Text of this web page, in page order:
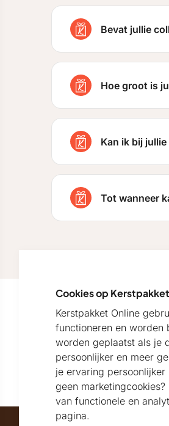
Bevat jullie
Hoe groot is
Kan ik bij
Tot wanneer
Onze nieuwsbrief
Blijf per e-mail op de hoogte
en de sfeervolste kerstpakketten
Cookies op
Kerstpakket Online
functioneren en worden
worden geplaatst als je
persoonlijker en meer
je ervaring
geen
van functionele en
pagina.